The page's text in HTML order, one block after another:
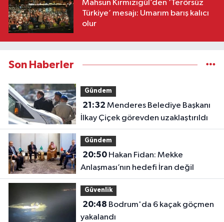
Mahsun Kırmızıgül’den ‘Terörsüz
Türkiye’ mesajı: Umarım barış kalıcı
olur
Son Haberler
Gündem
21:32
İlkay Çiçek görevden uzaklaştırıldı
Gündem
20:50Hakan Fidan: Mekke
Anlaşması’nın hedefi İran değil
Güvenlik
20:48
yakalandı